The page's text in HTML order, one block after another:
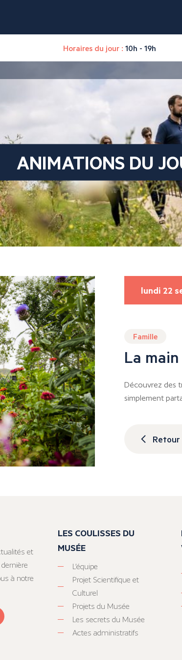
Horaires du jour : 10h - 19h
ANIMATIONS DU
lundi 22
Famille
La
Découvrez des
simplement
Retour
et
à notre
LES COULISSES DU
MUSÉE
L’équipe
Projet Scientifique et
Culturel
Projets du Musée
Les secrets du Musée
Actes administratifs